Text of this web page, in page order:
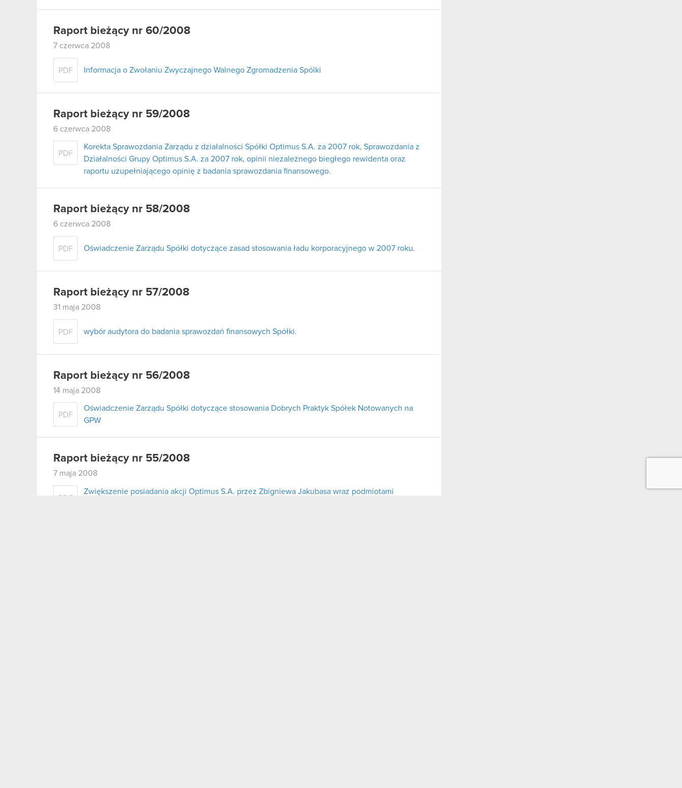
Raport bieżący nr 60/2008
7 czerwca 2008
PDF Informacja o Zwołaniu Zwyczajnego Walnego Zgromadzenia Spólki
Raport bieżący nr 59/2008
6 czerwca 2008
PDF
Korekta Sprawozdania Zarządu z działalności Spółki Optimus S.A. za 2007 rok, Sprawozdania z
Działalności Grupy Optimus S.A. za 2007 rok, opinii niezależnego biegłego rewidenta oraz
raportu uzupełniającego opinię z badania sprawozdania finansowego.
Raport bieżący nr 58/2008
6 czerwca 2008
PDF Oświadczenie Zarządu Spółki dotyczące zasad stosowania ładu korporacyjnego w 2007 roku.
Raport bieżący nr 57/2008
31 maja 2008
PDF wybór audytora do badania sprawozdań finansowych Spółki.
Raport bieżący nr 56/2008
14 maja 2008
PDF
Oświadczenie Zarządu Spółki dotyczące stosowania Dobrych Praktyk Spółek Notowanych na
GPW
Raport bieżący nr 55/2008
7 maja 2008
PDF
Zwiększenie posiadania akcji Optimus S.A. przez Zbigniewa Jakubasa wraz podmiotami